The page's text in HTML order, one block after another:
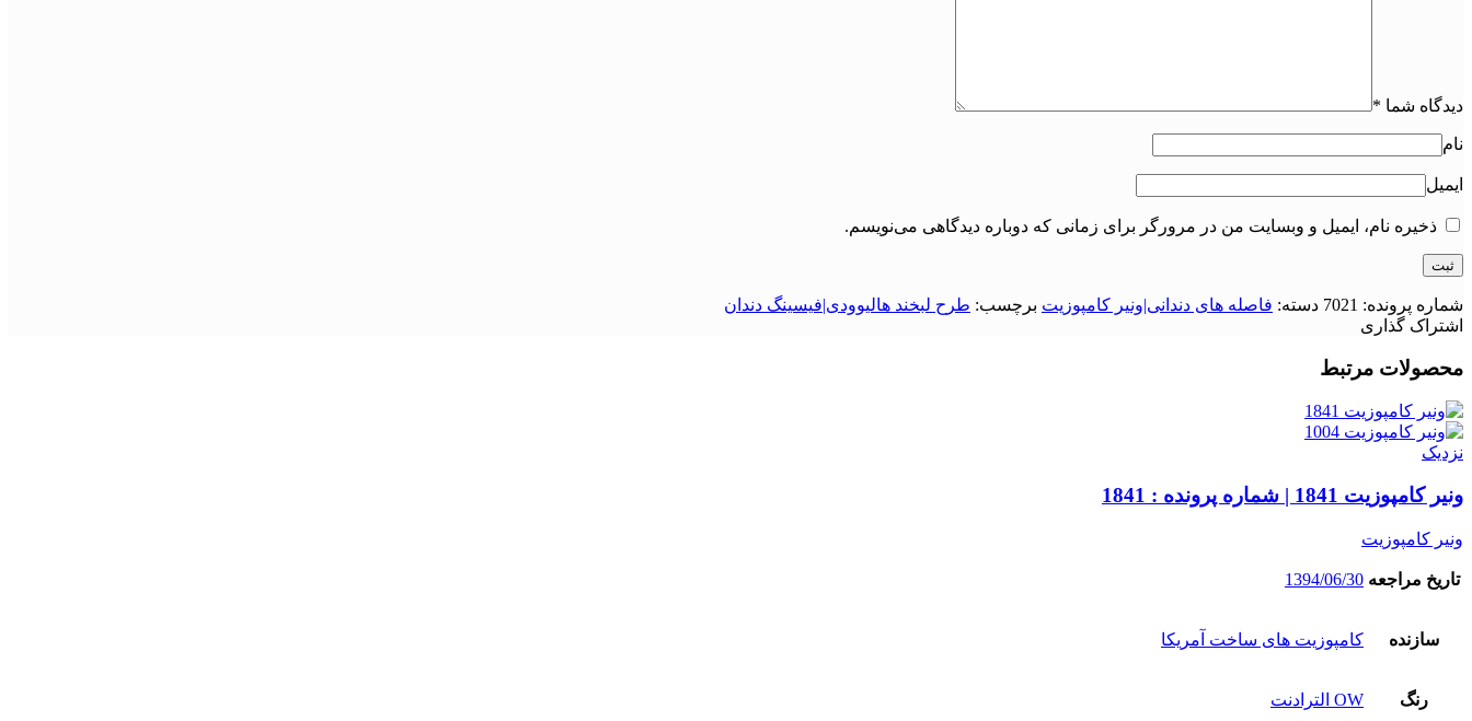
دیدگاه شما *
نام
ایمیل
ذخیره نام، ایمیل و وبسایت من در مرورگر برای زمانی که دوباره دیدگاهی می‌نویسم.
شماره پرونده: 7021 دسته: فاصله های دندانی|ونیر کامپوزیت برچسب: طرح لبخند هالیوودی|فیسینگ دندان
اشتراک گذاری
محصولات مرتبط
نزدیک
ونیر کامپوزیت 1841 | شماره پرونده : 1841
ونیر کامپوزیت
تاریخ مراجعه 1394/06/30
سازنده کامپوزیت های ساخت آمریکا
رنگ OW الترادنت